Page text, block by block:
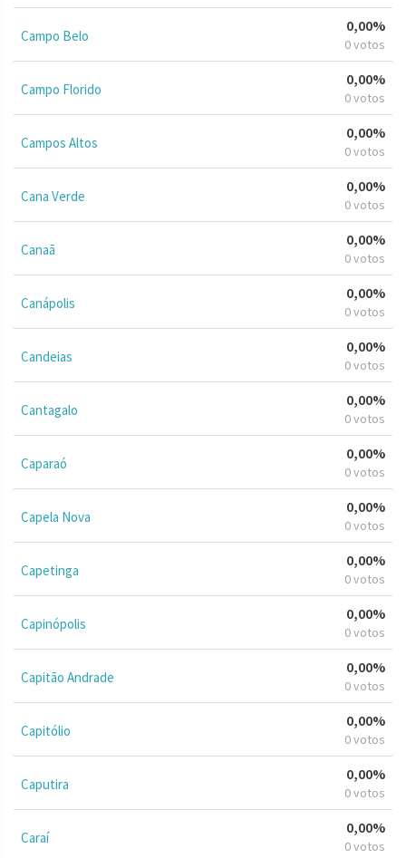
Campo Belo
0,00%
0 votos
Campo Florido
0,00%
0 votos
Campos Altos
0,00%
0 votos
Cana Verde
0,00%
0 votos
Canaã
0,00%
0 votos
Canápolis
0,00%
0 votos
Candeias
0,00%
0 votos
Cantagalo
0,00%
0 votos
Caparaó
0,00%
0 votos
Capela Nova
0,00%
0 votos
Capetinga
0,00%
0 votos
Capinópolis
0,00%
0 votos
Capitão Andrade
0,00%
0 votos
Capitólio
0,00%
0 votos
Caputira
0,00%
0 votos
Caraí
0,00%
0 votos